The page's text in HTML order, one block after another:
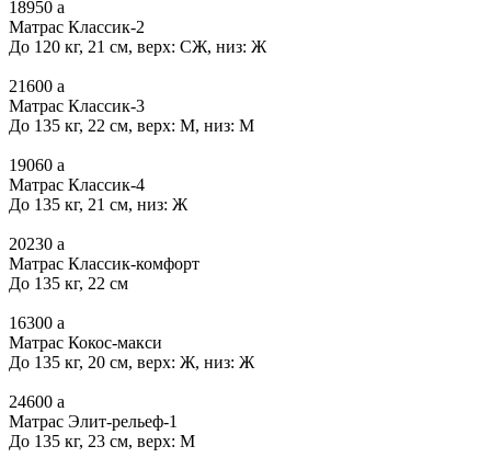
18950 a
Матрас Классик-2
До 120 кг, 21 см, верх: СЖ, низ: Ж
21600 a
Матрас Классик-3
До 135 кг, 22 см, верх: М, низ: М
19060 a
Матрас Классик-4
До 135 кг, 21 см, низ: Ж
20230 a
Матрас Классик-комфорт
До 135 кг, 22 см
16300 a
Матрас Кокос-макси
До 135 кг, 20 см, верх: Ж, низ: Ж
24600 a
Матрас Элит-рельеф-1
До 135 кг, 23 см, верх: М